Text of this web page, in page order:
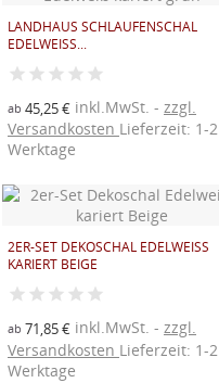
LANDHAUS SCHLAUFENSCHAL
EDELWEISS...
ab 45,25 € inkl.MwSt.
zzgl.
Versandkosten Lieferzeit: 1-2
Werktage
2ER-SET DEKOSCHAL EDELWEISS K
ARIERT BEIGE
ab 71,85 € inkl.MwSt.
zzgl.
Versandkosten Lieferzeit: 1-2
Werktage